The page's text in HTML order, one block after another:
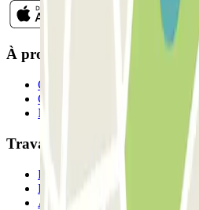
À propos de Parclick
Qui sommes-nous ?
Comment ça marche?
Nos parkings
Travaillons ensemble?
Professionnels
Fournisseur de parking
Affiliés